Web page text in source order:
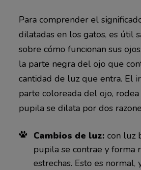
Para comprender el
dilatadas en los gatos, es útil
sobre cómo funcionan sus
la parte negra del ojo que
cantidad de luz que entra. El
parte coloreada del ojo,
pupila se dilata por dos
Cambios de luz: con luz
pupila se contrae y forma
estrechas. Esto es normal,